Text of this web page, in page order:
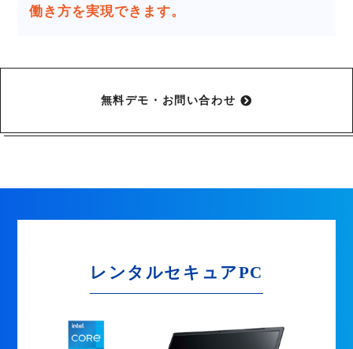
働き方を実現できます。
無料デモ・お問い合わせ
レンタルセキュアPC